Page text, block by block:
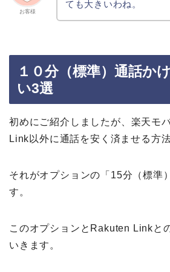
お客様
ても大きいわね。
１０分（標準）通話か
い3選
初めにご紹介しましたが、楽天モ
Link以外に通話を安く済ませる方
それがオプションの「15分（標準
す。
このオプションとRakuten Linkと
いきます。